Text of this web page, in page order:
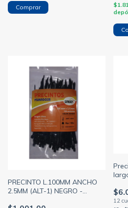
PRECINTO L.100MM ANCHO
2.5MM (ALT-1) NEGRO -